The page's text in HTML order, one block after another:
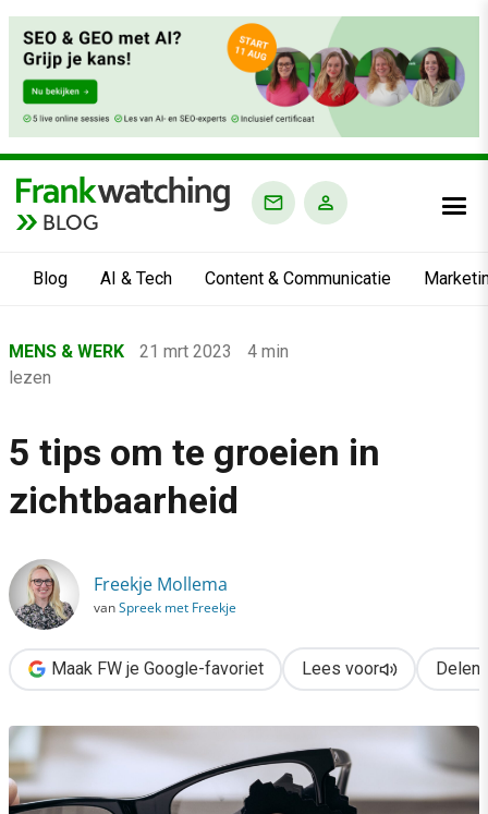
BLOG
Blog AI & Tech Content & Communicatie
›
Mens & Werk
›
MENS & WERK 21 mrt 2023
4 min
lezen
5 tips om te groeien in
zichtbaarheid
Freekje Mollema
vanSpreek met Freekje
Maak FW je Google-favoriet Lees voor Delen